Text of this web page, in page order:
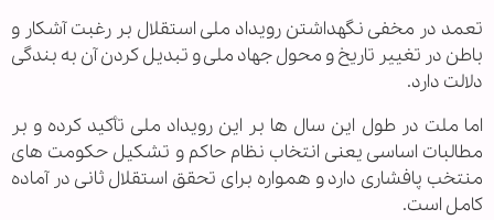
تعمد در مخفی نگهداشتن رویداد ملی استقلال بر رغبت آشکار و
باطن در تغییر تاریخ و محول جهاد ملی و تبدیل کردن آن به بندگی
دلالت دارد.
اما ملت در طول این سال ها بر این رویداد ملی تأکید کرده و بر
مطالبات اساسی یعنی انتخاب نظام حاکم و تشکیل حکومت های
منتخب پافشاری دارد و همواره برای تحقق استقلال ثانی در آماده
کامل است.